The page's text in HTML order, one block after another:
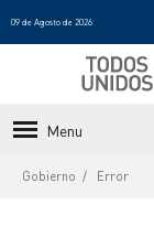
09 de Agosto de 2026
Menu
Gobierno Error